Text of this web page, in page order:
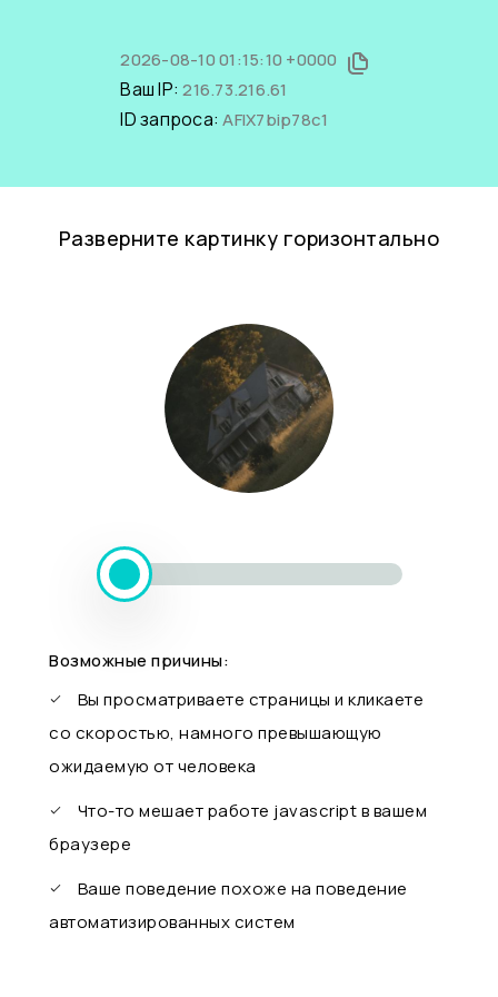
2026-08-10 01:15:10 +0000
Ваш IP:216.73.216.61
ID запроса:AFIX7bip78c1
Разверните картинку горизонтально
Возможные причины:
Вы просматриваете страницы и кликаете
со скоростью, намного превышающую
ожидаемую от человека
Что-то мешает работе javascript в вашем
браузере
Ваше поведение похоже на поведение
автоматизированных систем